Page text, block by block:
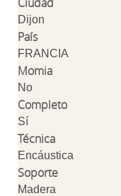
Dijon
País
FRANCIA
Momia
No
Completo
Sí
Técnica
Encáustica
Soporte
Madera